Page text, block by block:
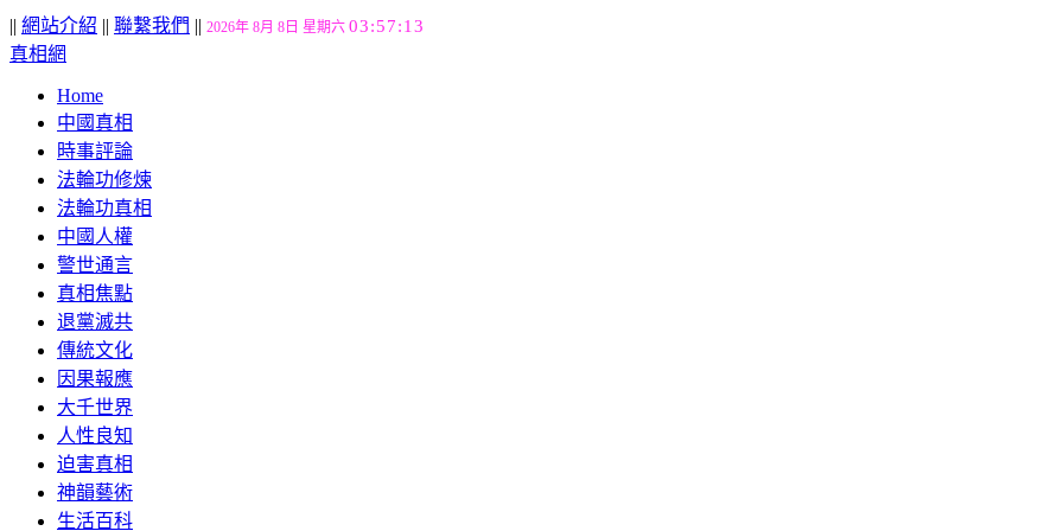
|| 網站介紹 || 聯繫我們 || 2026年 8月 8日 星期六 03:57:14
真相網
Home
中國真相
時事評論
法輪功修煉
法輪功真相
中國人權
警世通言
真相焦點
退黨滅共
傳統文化
因果報應
大千世界
人性良知
迫害真相
神韻藝術
生活百科